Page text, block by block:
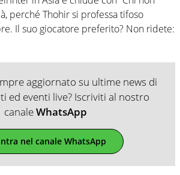
perché Thohir si professa tifoso
Il suo giocatore preferito? Non ridete:
aggiornato su ultime news di
ed eventi live? Iscriviti al nostro
canaleWhatsApp
nel canale WhatsApp